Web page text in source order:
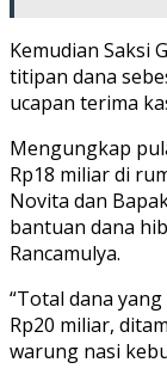
Kemudian Saksi
titipan dana
ucapan terima
Mengungkap
Rp18 miliar di
Novita dan
bantuan dana
Rancamulya.
“Total dana
Rp20 miliar,
warung nasi